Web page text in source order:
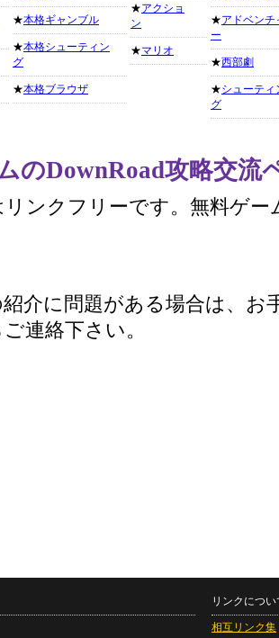
★本格ギャンブル
★本格シューティン
グ
★本格ブラウザ
★アクショ
ン
★マリオ
★アドベンチ
ー
★西部劇
★シューティ
グ
のDownRoad攻略交流
ンクフリーです。無料ゲー
介に問題がある場合は、お
連絡下さい。
リンクについ
相互リンク集